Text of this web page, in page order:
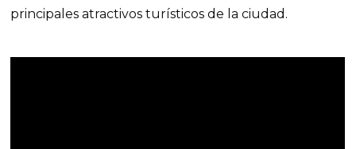
principales atractivos turísticos de la ciudad.